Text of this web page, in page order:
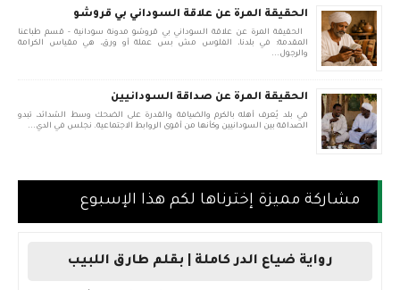
الحقيقة المرة عن علاقة السوداني بي قروشو
الحقيقة المرة عن علاقة السوداني بي قروشو مدونة سودانية - قسم طباعنا
المقدمة: في بلدنا، الفلوس مش بس عملة أو ورق، هي مقياس الكرامة
والرجول...
الحقيقة المرة عن صداقة السودانيين
في بلد يُعرف أهله بالكرم والضيافة والقدرة على الضحك وسط الشدائد، تبدو
الصداقة بين السودانيين وكأنها من أقوى الروابط الاجتماعية. نجلس في الدي...
مشاركة مميزة إخترناها لكم هذا الإسبوع
رواية ضياع الدر كاملة | بقلم طارق اللبيب